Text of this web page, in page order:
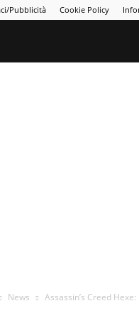
Pubblicità Cookie Policy
News Assassin’s Creed